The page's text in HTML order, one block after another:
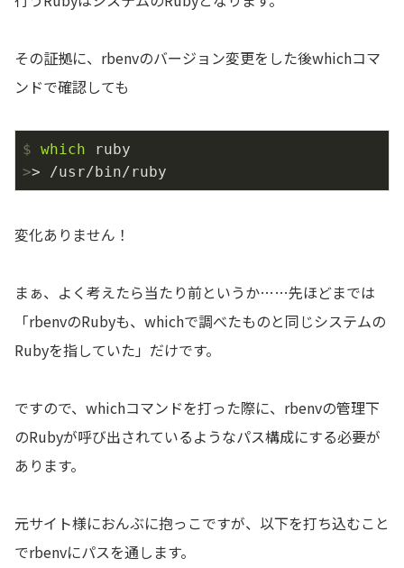
その証拠に、rbenvのバージョン変更をした後whichコマ
ンドで確認しても
$ which ruby
>> /usr/bin/ruby
変化ありません！
まぁ、よく考えたら当たり前というか……先ほどまでは
「rbenvのRubyも、whichで調べたものと同じシステムの
Rubyを指していた」だけです。
ですので、whichコマンドを打った際に、rbenvの管理下
のRubyが呼び出されているようなパス構成にする必要が
あります。
元サイト様におんぶに抱っこですが、以下を打ち込むこと
でrbenvにパスを通します。